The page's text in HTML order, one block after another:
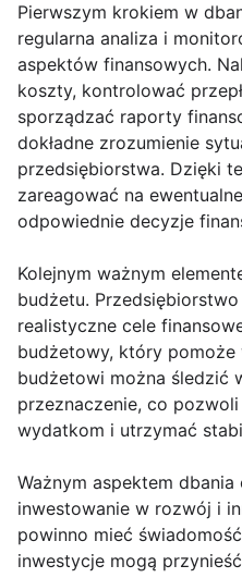
Pierwszym krokiem w
regularna analiza i
aspektów finansowych.
koszty, kontrolować
sporządzać raporty
dokładne zrozumienie
przedsiębiorstwa. Dzięki
zareagować na
odpowiednie decyzje
Kolejnym ważnym
budżetu.
realistyczne cele
budżetowy, który pomoże
budżetowi można śledzić
przeznaczenie, co
wydatkom i utrzymać
Ważnym aspektem
inwestowanie w rozwój i
powinno mieć
inwestycje mogą